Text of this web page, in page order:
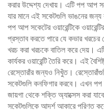
করার উদ্দেশ্য দেখায়। এটি পপ আপ
যার মানে এই সকেটগুলি ভাঙনের
পপ আপ সকেটের ওয়ারেন্টিকে
প্রস্তাব করতে পারে যে কভার খরচের
খরচ করা খরচকে বাতিল করে দেয়।
কার্যকর ওয়ারেন্টি তৈরি করে। এই
রেস্তোরাঁর জন্যও নিখুঁত।
সকেটগুলি কনফিগার করবে। এখন পপ
জায়গা থেকে শক্তি অ্যাক্সেস করা
সকেটগুলিকে আদর্শ আকারে পরিণত